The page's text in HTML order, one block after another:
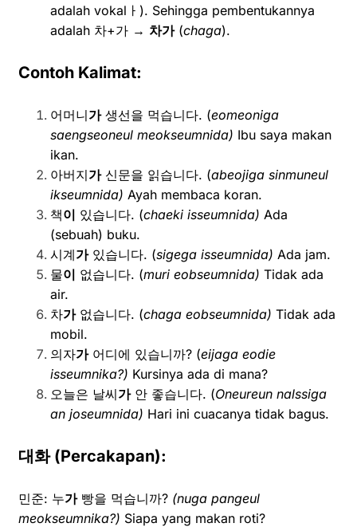
adalah vokalㅏ). Sehingga pembentukannya
adalah 차+가 → 차가(chaga).
Contoh Kalimat:
어머니가생선을 먹습니다. (eomeoniga
saengseoneul meokseumnida) Ibu saya makan
ikan.
아버지가신문을 읽습니다. (abeojiga sinmuneul
ikseumnida) Ayah membaca koran.
책이 있습니다. (chaeki isseumnida) Ada
(sebuah) buku.
시계가있습니다. (sigega isseumnida) Ada jam.
물이 없습니다. (muri eobseumnida) Tidak ada
air.
차가없습니다. (chaga eobseumnida) Tidak ada
mobil.
의자가어디에 있습니까? (eijaga eodie
isseumnika?) Kursinya ada di mana?
오늘은 날씨가안 좋습니다. (Oneureun nalssiga
an joseumnida) Hari ini cuacanya tidak bagus.
대화(Percakapan):
민준: 누가빵을 먹습니까? (nuga pangeul
meokseumnika?) Siapa yang makan roti?